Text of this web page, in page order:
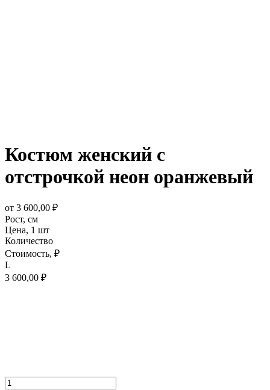
Костюм женский с
отстрочкой неон оранжевый
от 3 600,00 ₽
Рост, см
Цена, 1 шт
Количество
Стоимость, ₽
L
3 600,00 ₽